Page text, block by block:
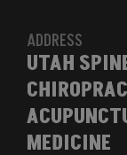
ADDRESS
UTAH
MEDICINE